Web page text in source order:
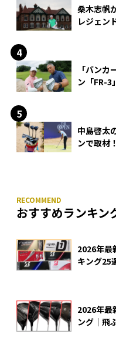
桑木志帆
レジェン
「バン
ン「FR-3
中島啓太
ンで取材
おすすめランキン
2026年最
キング25
2026年最
ング｜飛